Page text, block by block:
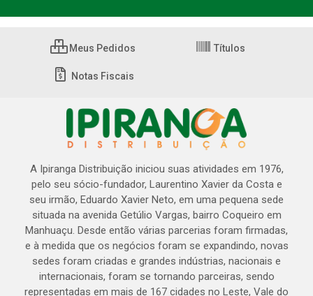
Meus Pedidos Títulos
Notas Fiscais
A Ipiranga Distribuição iniciou suas atividades em 1976,
pelo seu sócio-fundador, Laurentino Xavier da Costa e
seu irmão, Eduardo Xavier Neto, em uma pequena sede
situada na avenida Getúlio Vargas, bairro Coqueiro em
Manhuaçu. Desde então várias parcerias foram firmadas,
e à medida que os negócios foram se expandindo, novas
sedes foram criadas e grandes indústrias, nacionais e
internacionais, foram se tornando parceiras, sendo
representadas em mais de 167 cidades no Leste, Vale do